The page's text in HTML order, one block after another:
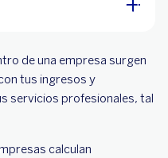
mensual
de una empresa surgen
tus ingresos y
servicios profesionales, tal
calculan